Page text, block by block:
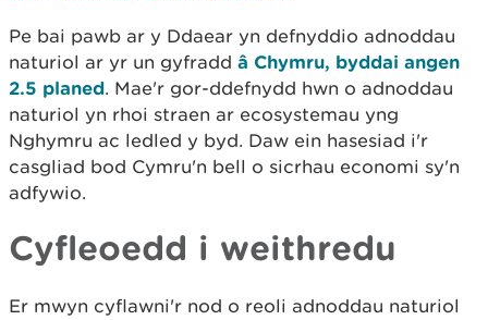
Pe bai pawb ar y Ddaear yn defnyddio adnoddau
naturiol ar yr un gyfradd â Chymru, byddai angen
2.5 planed. Mae'r gor-ddefnydd hwn o adnoddau
naturiol yn rhoi straen ar ecosystemau yng
Nghymru ac ledled y byd. Daw ein hasesiad i'r
casgliad bod Cymru'n bell o sicrhau economi sy'n
adfywio.
Cyfleoedd i weithredu
Er mwyn cyflawni'r nod o reoli adnoddau naturiol